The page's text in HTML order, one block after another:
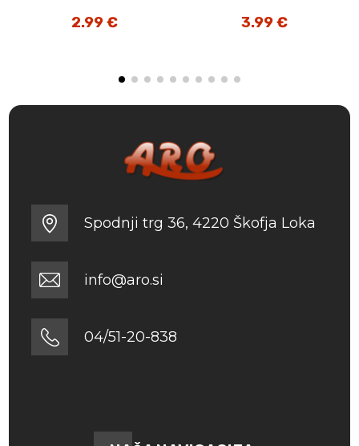
2.99€ 3.99€
Spodnji trg 36, 4220 Škofja Loka
info@aro.si
04/51-20-838